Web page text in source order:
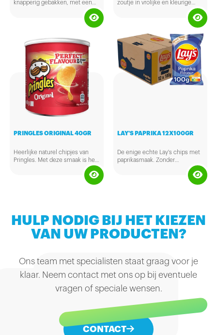
knapperig gebakken, met een
zoutje in vrolijke en kleurige
vormpjes. Vooral de kids zijn er
dol op, want ze zijn zo leuk (en
PRINGLES ORIGINAL 40GR
Heerlijke naturel chipjes van
Pringles. Met deze smaak is het
LAY'S PAPRIKA 12X100GR
De enige echte Lay's chips met
paprikasmaak. Zonder
HULP NODIG BIJ HET KIEZEN
VAN UW PRODUCTEN?
Ons team met specialisten staat graag voor je
klaar. Neem contact met ons op bij eventuele
vragen of speciale wensen.
CONTACT